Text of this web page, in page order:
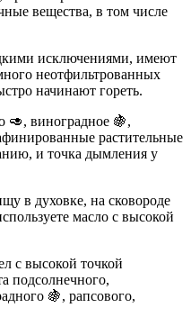
вещества, в том числе
исключениями, имеют
неотфильтрованных
начинают гореть.
🥑, виноградное 🍇,
растительные
и точка дымления у
в духовке, на сковороде
масло с высокой
с высокой точкой
подсолнечного,
🍇, рапсового,